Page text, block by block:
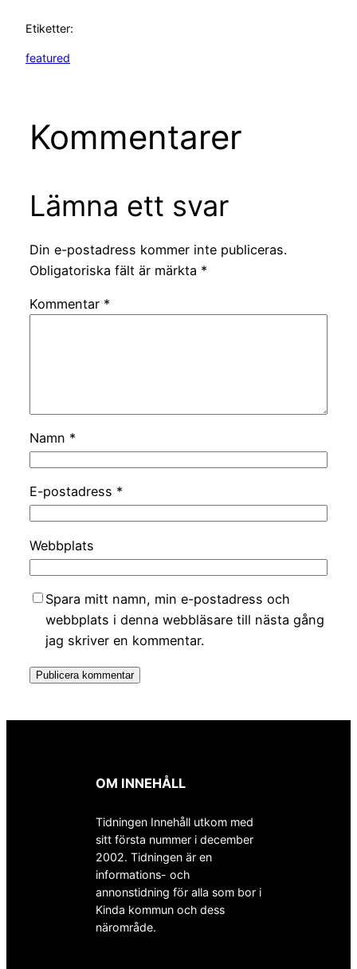
Etiketter:
featured
Kommentarer
Lämna ett svar
Din e-postadress kommer inte publiceras.
Obligatoriska fält är märkta *
Kommentar *
Namn *
E-postadress *
Webbplats
Spara mitt namn, min e-postadress och
webbplats i denna webbläsare till nästa gång
jag skriver en kommentar.
OM INNEHÅLL
Tidningen Innehåll utkom med
sitt första nummer i december
2002. Tidningen är en
informations- och
annonstidning för alla som bor i
Kinda kommun och dess
närområde.